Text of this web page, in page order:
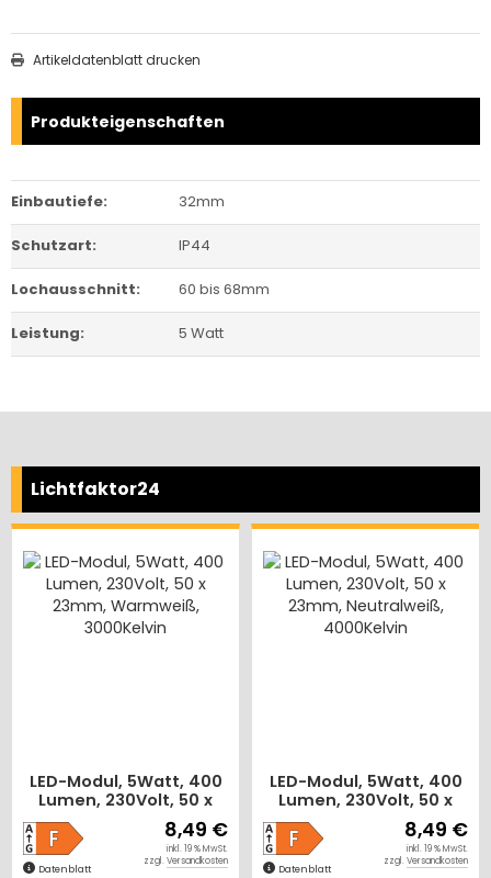
Artikeldatenblatt drucken
Produkteigenschaften
Einbautiefe: 32mm
Schutzart: IP44
Lochausschnitt: 60 bis 68mm
Leistung: 5 Watt
Lichtfaktor24
LED-Modul, 5Watt, 400
Lumen, 230Volt, 50 x
23mm, Neutralweiß,
4000Kelvin
Datenblatt
8,49 €
inkl. 19 % MwSt.
zzgl.Versandkosten
LED-Modul, 5Watt,
Lumen, 230Volt, 50 x
23mm, Warmweiß,
3000Kelvin
Datenblatt
8,49
inkl. 19 %
zzgl.